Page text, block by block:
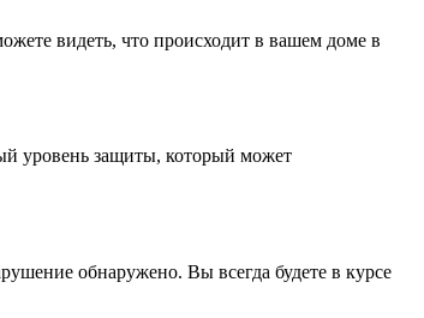
видеть, что происходит в вашем доме в
уровень защиты, который может
обнаружено. Вы всегда будете в курсе